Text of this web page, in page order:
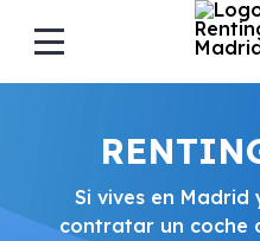
Si vives en Madrid
contratar un coche